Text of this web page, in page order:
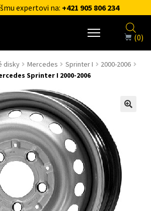
expertovi na: +421 905 806 234
(0)
disky Mercedes Sprinter I
2000-2006
Sprinter I 2000-2006